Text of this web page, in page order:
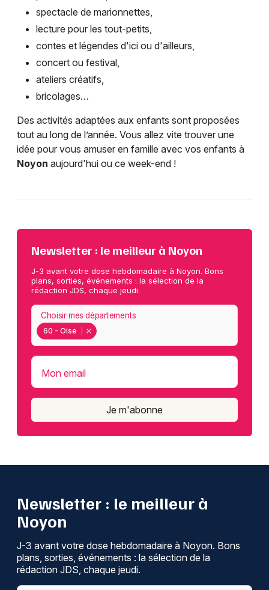
spectacle de marionnettes,
lecture pour les tout-petits,
contes et légendes d'ici ou d'ailleurs,
concert ou festival,
ateliers créatifs,
bricolages…
Des activités adaptées aux enfants sont proposées
tout au long de l’année. Vous allez vite trouver une
idée pour vous amuser en famille avec vos enfants à
Noyon aujourd'hui ou ce week-end !
Newsletter : le meilleur à Noyon
J-3 avant votre dose hebdomadaire à Noyon. Bons
plans, sorties, événements : la sélection de la
rédaction JDS, chaque jeudi.
60 - Oise
Choisir mes départements
Mon email
Je m'abonne
Newsletter : le meilleur à
Noyon
J-3 avant votre dose hebdomadaire à Noyon. Bons
plans, sorties, événements : la sélection de la
rédaction JDS, chaque jeudi.